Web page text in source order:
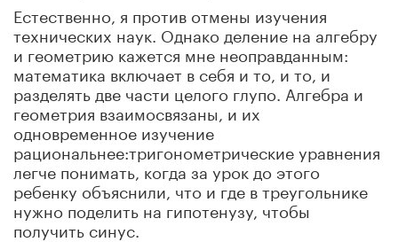
Естественно, я против отмены изучения
технических наук. Однако деление на алгебру
и геометрию кажется мне неоправданным:
математика включает в себя и то, и то, и
разделять две части целого глупо. Алгебра и
геометрия взаимосвязаны, и их
одновременное изучение
рациональнее:тригонометрические уравнения
легче понимать, когда за урок до этого
ребенку объяснили, что и где в треугольнике
нужно поделить на гипотенузу, чтобы
получить синус.